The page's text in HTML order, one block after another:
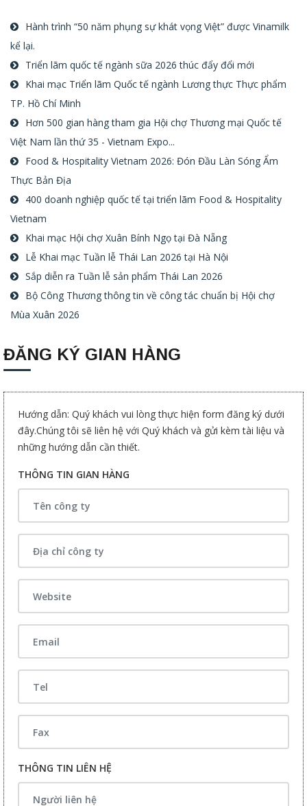
Hành trình “50 năm phụng sự khát vọng Việt” được Vinamilk
kể lại.
Triển lãm quốc tế ngành sữa 2026 thúc đẩy đổi mới
Khai mạc Triển lãm Quốc tế ngành Lương thực Thực phẩm
TP. Hồ Chí Minh
Hơn 500 gian hàng tham gia Hội chợ Thương mại Quốc tế
Việt Nam lần thứ 35 - Vietnam Expo...
Food & Hospitality Vietnam 2026: Đón Đầu Làn Sóng Ẩm
Thực Bản Địa
400 doanh nghiệp quốc tế tại triển lãm Food & Hospitality
Vietnam
Khai mạc Hội chợ Xuân Bính Ngọ tại Đà Nẵng
Lễ Khai mạc Tuần lễ Thái Lan 2026 tại Hà Nội
Sắp diễn ra Tuần lễ sản phẩm Thái Lan 2026
Bộ Công Thương thông tin về công tác chuẩn bị Hội chợ
Mùa Xuân 2026
ĐĂNG KÝ GIAN HÀNG
Hướng dẫn: Quý khách vui lòng thực hiện form đăng ký dưới
đây.Chúng tôi sẽ liên hệ với Quý khách và gửi kèm tài liệu và
những hướng dẫn cần thiết.
THÔNG TIN GIAN HÀNG
THÔNG TIN LIÊN HỆ